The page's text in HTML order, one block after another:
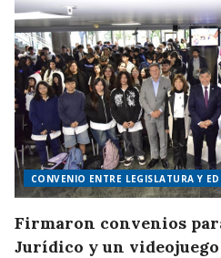
CONVENIO ENTRE LEGISLATURA Y
Firmaron convenios
Jurídico y un